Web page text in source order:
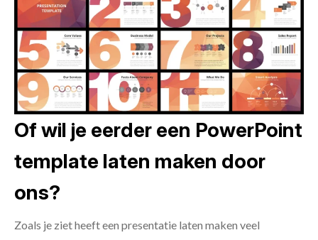
Of wil je eerder een PowerPoint
template laten maken door
ons?
Zoals je ziet heeft een presentatie laten maken veel